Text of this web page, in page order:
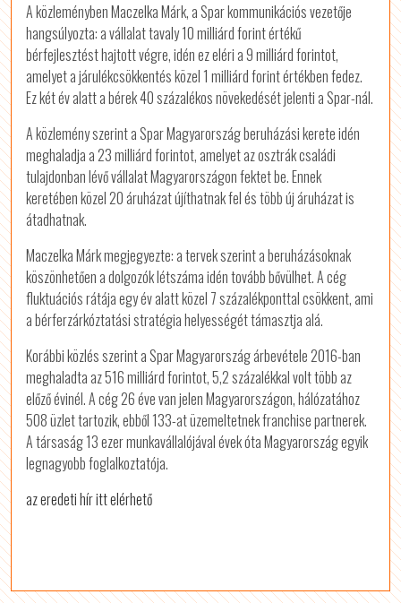
A közleményben Maczelka Márk, a Spar kommunikációs vezetője
hangsúlyozta: a vállalat tavaly 10 milliárd forint értékű
bérfejlesztést hajtott végre, idén ez eléri a 9 milliárd forintot,
amelyet a járulékcsökkentés közel 1 milliárd forint értékben fedez.
Ez két év alatt a bérek 40 százalékos növekedését jelenti a Spar-nál.
A közlemény szerint a Spar Magyarország beruházási kerete idén
meghaladja a 23 milliárd forintot, amelyet az osztrák családi
tulajdonban lévő vállalat Magyarországon fektet be. Ennek
keretében közel 20 áruházat újíthatnak fel és több új áruházat is
átadhatnak.
Maczelka Márk megjegyezte: a tervek szerint a beruházásoknak
köszönhetően a dolgozók létszáma idén tovább bővülhet. A cég
fluktuációs rátája egy év alatt közel 7 százalékponttal csökkent, ami
a bérferzárkóztatási stratégia helyességét támasztja alá.
Korábbi közlés szerint a Spar Magyarország árbevétele 2016-ban
meghaladta az 516 milliárd forintot, 5,2 százalékkal volt több az
előző évinél. A cég 26 éve van jelen Magyarországon, hálózatához
508 üzlet tartozik, ebből 133-at üzemeltetnek franchise partnerek.
A társaság 13 ezer munkavállalójával évek óta Magyarország egyik
legnagyobb foglalkoztatója.
az eredeti hír itt elérhető